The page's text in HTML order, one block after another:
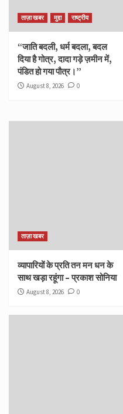
ताज़ा खबर मुद्दा राष्ट्रीय
“जाति बदली, धर्म बदला, बदल
दिया है गोत्र, दादा गड़े ज़मीन में,
पंडित हो गया पौत्र।”
August 8, 2026 0
ताज़ा खबर
व्यापारियों के प्रति तन मन धन के
साथ खड़ा रहूंगा – प्रकाश सोनिया
August 8, 2026 0